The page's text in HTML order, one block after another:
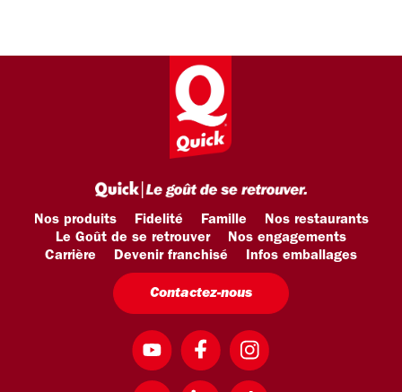
Nos produits Fidelité Famille
Nos restaurants
Le Goût de se retrouver
Nos engagements
Carrière
Devenir franchisé Infos emballages
Contactez-nous